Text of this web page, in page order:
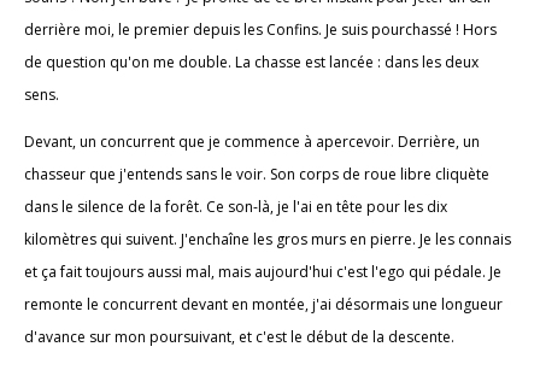
derrière moi, le premier depuis les Confins. Je suis pourchassé ! Hors
de question qu'on me double. La chasse est lancée : dans les deux
sens.
Devant, un concurrent que je commence à apercevoir. Derrière, un
chasseur que j'entends sans le voir. Son corps de roue libre cliquète
dans le silence de la forêt. Ce son-là, je l'ai en tête pour les dix
kilomètres qui suivent. J'enchaîne les gros murs en pierre. Je les connais
et ça fait toujours aussi mal, mais aujourd'hui c'est l'ego qui pédale. Je
remonte le concurrent devant en montée, j'ai désormais une longueur
d'avance sur mon poursuivant, et c'est le début de la descente.